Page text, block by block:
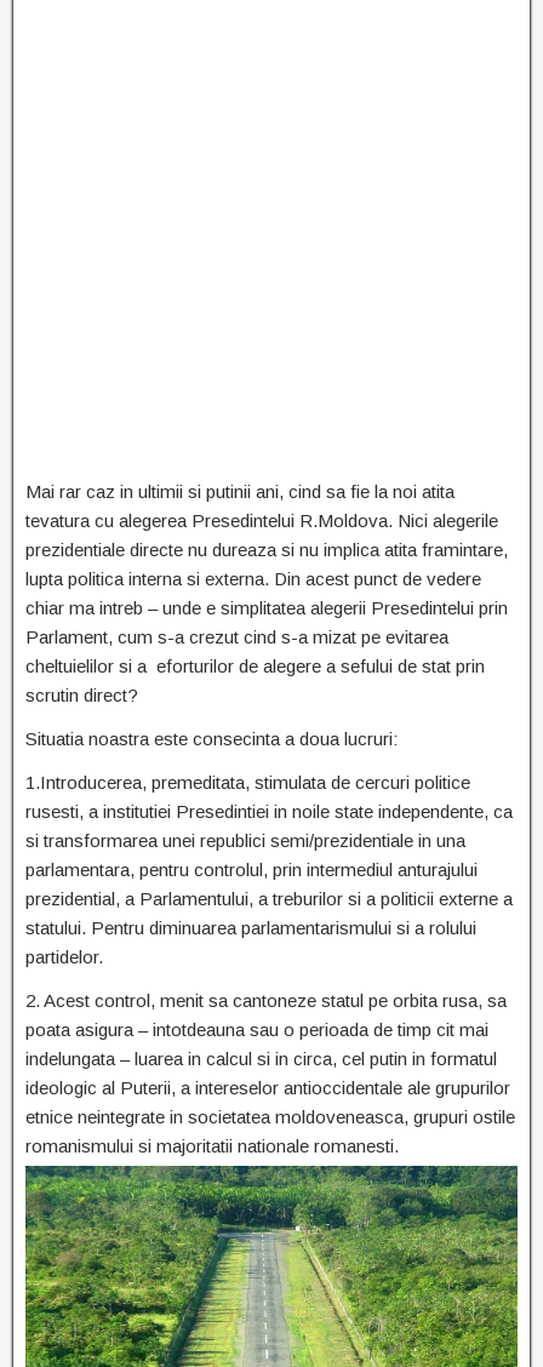
Mai rar caz in ultimii si putinii ani, cind sa fie la noi atita
tevatura cu alegerea Presedintelui R.Moldova. Nici alegerile
prezidentiale directe nu dureaza si nu implica atita framintare,
lupta politica interna si externa. Din acest punct de vedere
chiar ma intreb – unde e simplitatea alegerii Presedintelui prin
Parlament, cum s-a crezut cind s-a mizat pe evitarea
cheltuielilor si a eforturilor de alegere a sefului de stat prin
scrutin direct?
Situatia noastra este consecinta a doua lucruri:
1.Introducerea, premeditata, stimulata de cercuri politice
rusesti, a institutiei Presedintiei in noile state independente, ca
si transformarea unei republici semi/prezidentiale in una
parlamentara, pentru controlul, prin intermediul anturajului
prezidential, a Parlamentului, a treburilor si a politicii externe a
statului. Pentru diminuarea parlamentarismului si a rolului
partidelor.
2. Acest control, menit sa cantoneze statul pe orbita rusa, sa
poata asigura – intotdeauna sau o perioada de timp cit mai
indelungata – luarea in calcul si in circa, cel putin in formatul
ideologic al Puterii, a intereselor antioccidentale ale grupurilor
etnice neintegrate in societatea moldoveneasca, grupuri ostile
romanismului si majoritatii nationale romanesti.